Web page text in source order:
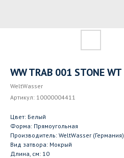
WW TRAB 001 STONE WT
WeltWasser
Артикул: 10000004411
Цвет: Белый
Форма: Прямоугольная
Производитель: WeltWasser (Германия)
Вид затвора: Мокрый
Длина, см: 10